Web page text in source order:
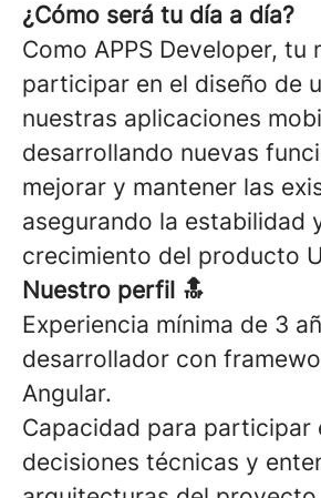
¿Cómo será tu día a día?
Como APPS Developer, tu
participar en el diseño de
nuestras aplicaciones
desarrollando nuevas
mejorar y mantener las
asegurando la estabilidad
crecimiento del producto
Nuestro perfil 🔝
Experiencia mínima de 3
desarrollador con
Angular.
Capacidad para participar
decisiones técnicas y